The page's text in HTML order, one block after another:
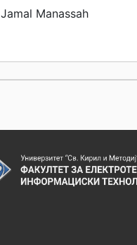
Jamal Manassah